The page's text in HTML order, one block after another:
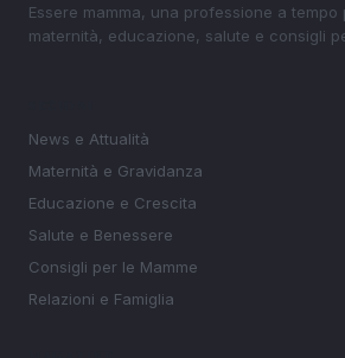
Essere mamma, una professione a tempo
maternità, educazione, salute e consigli
News e Attualità
Maternità e Gravidanza
Educazione e Crescita
Salute e Benessere
Consigli per le Mamme
Relazioni e Famiglia